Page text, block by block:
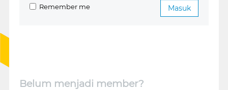
Masuk
Remember me
Belum menjadi member?